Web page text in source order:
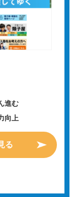
進む
向上
る